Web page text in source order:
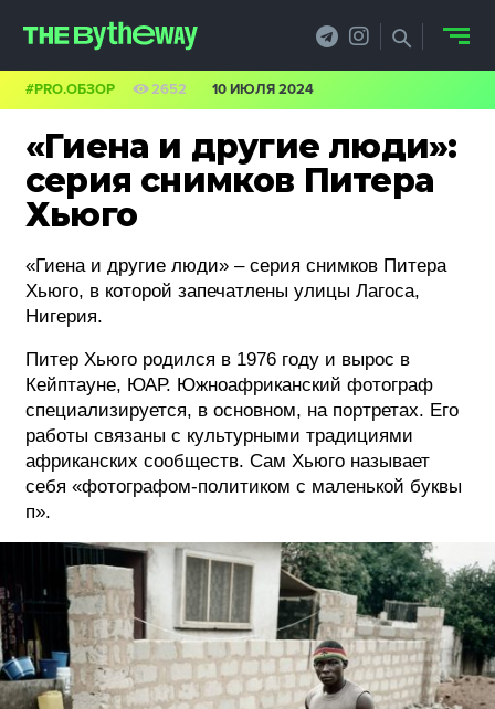
«Гиена и другие люди»:
серия снимков Питера
Хьюго
#PRO.ОБЗОР 2652 10 ИЮЛЯ 2024
«Гиена и другие люди» – серия снимков Питера
Хьюго, в которой запечатлены улицы Лагоса,
Нигерия.
Питер Хьюго родился в 1976 году и вырос в
Кейптауне, ЮАР. Южноафриканский фотограф
специализируется, в основном, на портретах. Его
работы связаны с культурными традициями
африканских сообществ. Сам Хьюго называет
себя «фотографом-политиком с маленькой буквы
п».
PRO.ОБЗОР
ФИЛОСОФИЯ
БИЗНЕС И
ТЕХНОЛОГИИ
ФЕСТИВАЛИ
ФОТОГРАФИЯ
ТИПОГРАФИКА
ИСТОРИИ БРЕНДОВ
О ПРОЕКТЕ